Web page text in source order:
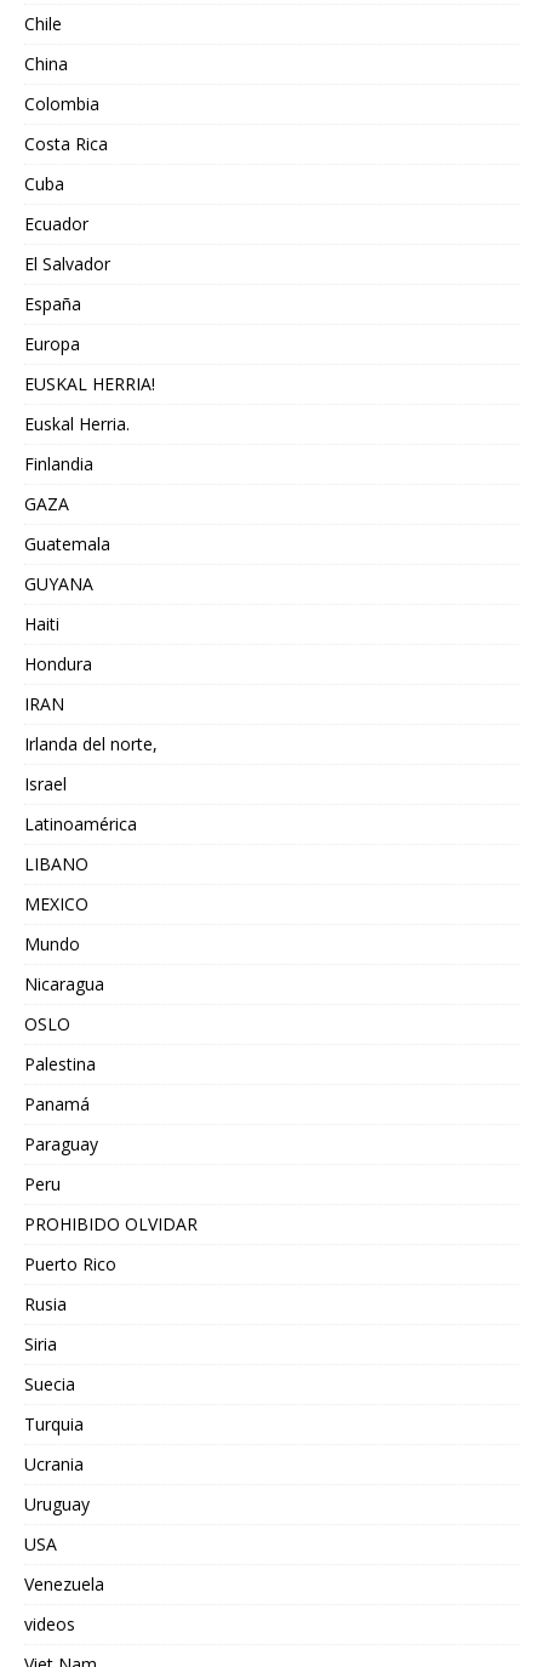
Chile
China
Colombia
Costa Rica
Cuba
Ecuador
El Salvador
España
Europa
EUSKAL HERRIA!
Euskal Herria.
Finlandia
GAZA
Guatemala
GUYANA
Haiti
Hondura
IRAN
Irlanda del norte,
Israel
Latinoamérica
LIBANO
MEXICO
Mundo
Nicaragua
OSLO
Palestina
Panamá
Paraguay
Peru
PROHIBIDO OLVIDAR
Puerto Rico
Rusia
Siria
Suecia
Turquia
Ucrania
Uruguay
USA
Venezuela
videos